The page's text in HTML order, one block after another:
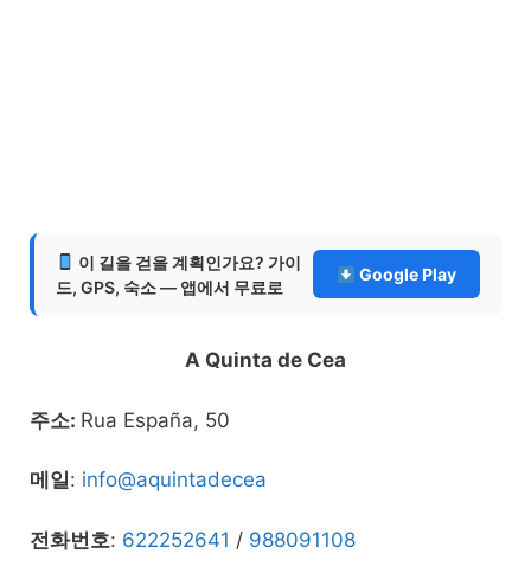
이 길을 걷을 계획인가요? 가이
드, GPS, 숙소 — 앱에서 무료로
Google Play
A Quinta de Cea
주소: Rua España, 50
메일: info@aquintadecea
전화번호: 622252641 / 988091108